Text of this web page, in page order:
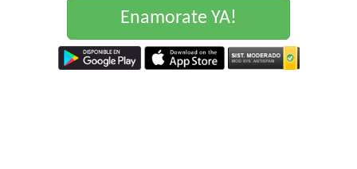
Enamorate YA!